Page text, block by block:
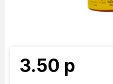
3.50 р